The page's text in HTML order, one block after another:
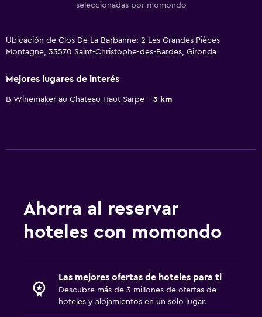
seleccionadas por momondo
Ubicación de Clos De La Barbanne: 2 Les Grandes Pièces
Montagne, 33570 Saint-Christophe-des-Bardes, Gironda
Mejores lugares de interés
B-Winemaker au Chateau Haut Sarpe 3 km
Ahorra al reservar
hoteles con momondo
Las mejores ofertas de hoteles para ti
Descubre más de 3 millones de ofertas de
hoteles y alojamientos en un solo lugar.